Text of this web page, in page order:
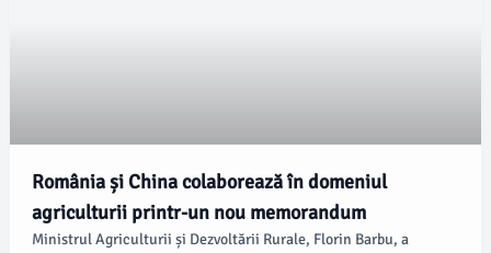
România și China colaborează în domeniul
agriculturii printr-un nou memorandum
Ministrul Agriculturii și Dezvoltării Rurale, Florin Barbu, a